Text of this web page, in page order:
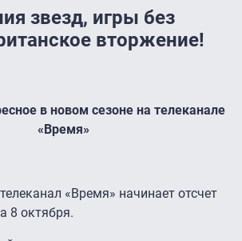
звезд, игры без
вторжение!
в новом сезоне на телеканале
«Время»
«Время» начинает отсчет
8 октября.